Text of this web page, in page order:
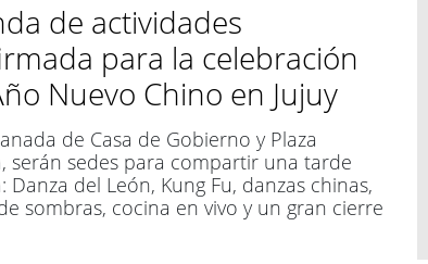
de actividades
para la celebración
Nuevo Chino en Jujuy
de Casa de Gobierno y Plaza
serán sedes para compartir una tarde
Danza del León, Kung Fu, danzas chinas,
sombras, cocina en vivo y un gran cierre